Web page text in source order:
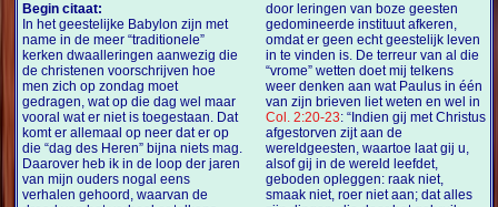
Begin citaat:
In het geestelijke Babylon zijn met
name in de meer “traditionele”
kerken dwaalleringen aanwezig die
de christenen voorschrijven hoe
men zich op zondag moet
gedragen, wat op die dag wel maar
vooral wat er niet is toegestaan. Dat
komt er allemaal op neer dat er op
die “dag des Heren” bijna niets mag.
Daarover heb ik in de loop der jaren
van mijn ouders nogal eens
verhalen gehoord, waarvan de
door leringen van boze geesten
gedomineerde instituut afkeren,
omdat er geen echt geestelijk leven
in te vinden is. De terreur van al die
“vrome” wetten doet mij telkens
weer denken aan wat Paulus in één
van zijn brieven liet weten en wel in
Col. 2:20-23: “Indien gij met Christus
afgestorven zijt aan de
wereldgeesten, waartoe laat gij u,
alsof gij in de wereld leefdet,
geboden opleggen: raak niet,
smaak niet, roer niet aan; dat alles